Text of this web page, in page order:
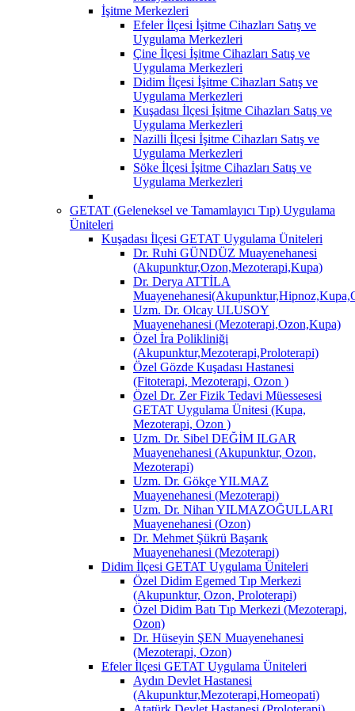
İşitme Merkezleri
Efeler İlçesi İşitme Cihazları Satış ve
Uygulama Merkezleri
Çine İlçesi İşitme Cihazları Satış ve
Uygulama Merkezleri
Didim İlçesi İşitme Cihazları Satış ve
Uygulama Merkezleri
Kuşadası İlçesi İşitme Cihazları Satış ve
Uygulama Merkezleri
Nazilli İlçesi İşitme Cihazları Satış ve
Uygulama Merkezleri
Söke İlçesi İşitme Cihazları Satış ve
Uygulama Merkezleri
GETAT (Geleneksel ve Tamamlayıcı Tıp) Uygulama
Üniteleri
Kuşadası İlçesi GETAT Uygulama Üniteleri
Dr. Ruhi GÜNDÜZ Muayenehanesi
(Akupunktur,Ozon,Mezoterapi,Kupa)
Dr. Derya ATTİLA
Uzm. Dr. Olcay ULUSOY
Muayenehanesi (Mezoterapi,Ozon,Kupa)
Özel İra Polikliniği
(Akupunktur,Mezoterapi,Proloterapi)
Özel Gözde Kuşadası Hastanesi
(Fitoterapi, Mezoterapi, Ozon )
Özel Dr. Zer Fizik Tedavi Müessesesi
GETAT Uygulama Ünitesi (Kupa,
Mezoterapi, Ozon )
Uzm. Dr. Sibel DEĞİM ILGAR
Muayenehanesi (Akupunktur, Ozon,
Mezoterapi)
Uzm. Dr. Gökçe YILMAZ
Muayenehanesi (Mezoterapi)
Uzm. Dr. Nihan YILMAZOĞULLARI
Muayenehanesi (Ozon)
Dr. Mehmet Şükrü Başarık
Muayenehanesi (Mezoterapi)
Didim İlçesi GETAT Uygulama Üniteleri
Özel Didim Egemed Tıp Merkezi
(Akupunktur, Ozon, Proloterapi)
Özel Didim Batı Tıp Merkezi (Mezoterapi,
Ozon)
Dr. Hüseyin ŞEN Muayenehanesi
(Mezoterapi, Ozon)
Efeler İlçesi GETAT Uygulama Üniteleri
Aydın Devlet Hastanesi
(Akupunktur,Mezoterapi,Homeopati)